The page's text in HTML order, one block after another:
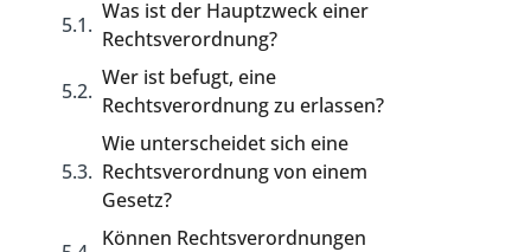
Was ist der Hauptzweck einer
Rechtsverordnung?
Wer ist befugt, eine
Rechtsverordnung zu erlassen?
Wie unterscheidet sich eine
Rechtsverordnung von einem
Gesetz?
Können Rechtsverordnungen